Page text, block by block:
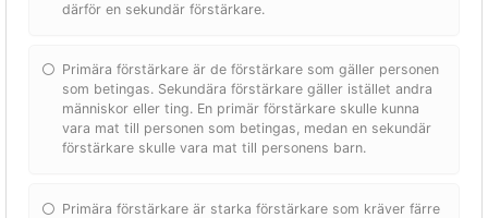
därför en sekundär förstärkare.
Primära förstärkare är de förstärkare som gäller personen
som betingas. Sekundära förstärkare gäller istället andra
människor eller ting. En primär förstärkare skulle kunna
vara mat till personen som betingas, medan en sekundär
förstärkare skulle vara mat till personens barn.
Primära förstärkare är starka förstärkare som kräver färre